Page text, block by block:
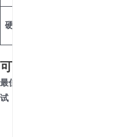
硬件耐用性
可靠性工程：专业信任
最佳5G路由器的真正价值在于
试，确保通过率比行业平均水平
凭借拥